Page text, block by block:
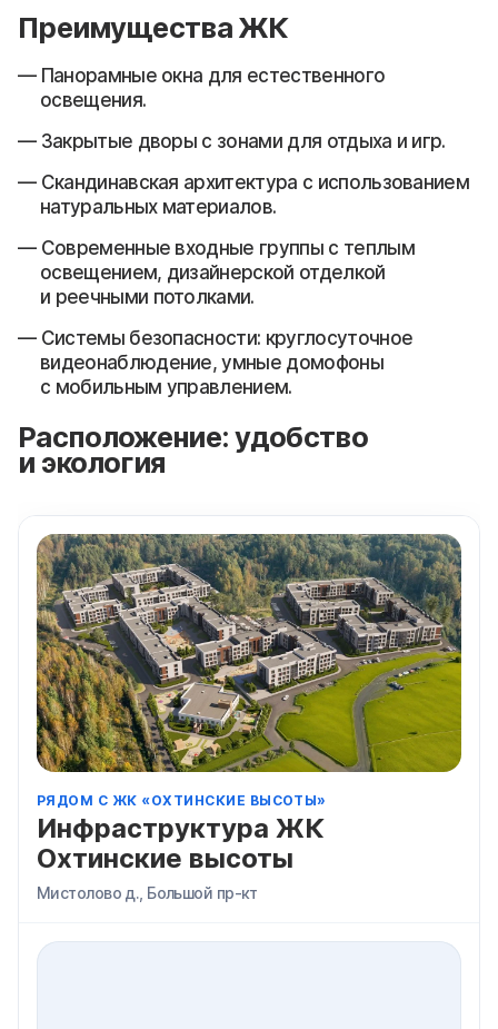
Преимущества ЖК
Панорамные окна для естественного
освещения.
Закрытые дворы с зонами для отдыха и игр.
Скандинавская архитектура с использованием
натуральных материалов.
Современные входные группы с теплым
освещением, дизайнерской отделкой
и реечными потолками.
Системы безопасности: круглосуточное
видеонаблюдение, умные домофоны
с мобильным управлением.
Расположение: удобство
и экология
РЯДОМ С ЖК «ОХТИНСКИЕ ВЫСОТЫ»
Инфраструктура ЖК
Охтинские высоты
Мистолово д., Большой пр-кт